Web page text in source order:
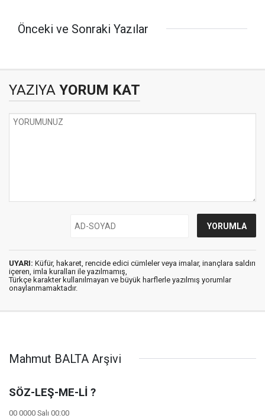
Önceki ve Sonraki Yazılar
YAZIYA YORUM KAT
UYARI: Küfür, hakaret, rencide edici cümleler veya imalar, inançlara saldırı
içeren, imla kuralları ile yazılmamış,
Türkçe karakter kullanılmayan ve büyük harflerle yazılmış yorumlar
onaylanmamaktadır.
Mahmut BALTA Arşivi
SÖZ-LEŞ-ME-Lİ ?
00 0000 Salı 00:00